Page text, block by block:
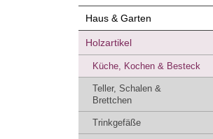
Haus & Garten
Holzartikel
Küche, Kochen & Besteck
Teller, Schalen &
Brettchen
Trinkgefäße